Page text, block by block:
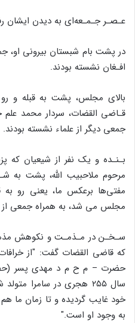
عـصـر جـمـعه‌اى به دیدن ایشان
در پشت بام شبستان بیرونى او،
افـغان نشسته بودند.
بالاى مجلس، پشت به قبله و
قـاضى القضات، سردار محمد
جمعى دیگر از علماء نشسته بودند.
بـنـده و یک نفر از شیعیان که
مرحوم ملاحبیب اللّه، پشت به
مفتى‌ها برعکس ما، یعنى رو
مجلس مى شد، به همراه جمعى از
سـخـن در مـذمـت و نکوهش
که قاضى القضات گفت: "از
حضرت – م ح م د مهدى پسر
خود غایب گردیده و تا زمان ما
به وجود او است."